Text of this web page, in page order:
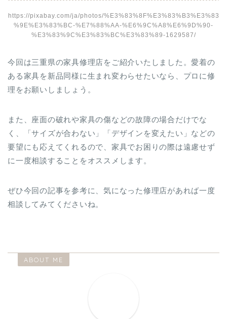
https://pixabay.com/ja/photos/%E3%83%8F%E3%83%B3%E3%83
%9E%E3%83%BC-%E7%88%AA-%E6%9C%A8%E6%9D%90-
%E3%83%9C%E3%83%BC%E3%83%89-1629587/
今回は三重県の家具修理店をご紹介いたしました。愛着の
ある家具を新品同様に生まれ変わらせたいなら、プロに修
理をお願いしましょう。
また、座面の破れや家具の傷などの故障の場合だけでな
く、「サイズが合わない」「デザインを変えたい」などの
要望にも応えてくれるので、家具でお困りの際は遠慮せず
に一度相談することをオススメします。
ぜひ今回の記事を参考に、気になった修理店があれば一度
相談してみてくださいね。
ABOUT ME